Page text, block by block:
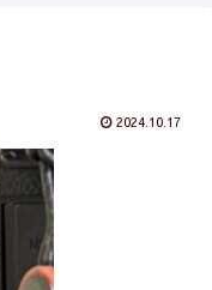
2024.10.17